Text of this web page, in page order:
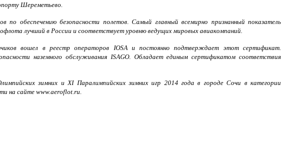
Шереметьево.
по обеспечению безопасности полетов. Самый главный всемирно признанный показатель
лучший в России и соответствует уровню ведущих мировых авиакомпаний.
вошел в реестр операторов IOSA и постоянно подтверждает этот сертификат.
наземного обслуживания ISAGO. Обладает единым сертификатом соответствия
зимних и XI Паралимпийских зимних игр 2014 года в городе Сочи в категории
на сайте www.aeroflot.ru.